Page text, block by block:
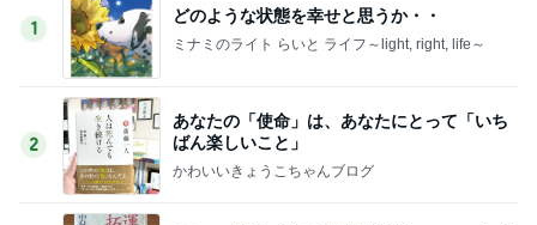
1
どのような状態を幸せと思うか・・
ミナミのライト らいと ライフ～light, right, life～
2
あなたの「使命」は、あなたにとって「いち
ばん楽しいこと」
かわいいきょうこちゃんブログ